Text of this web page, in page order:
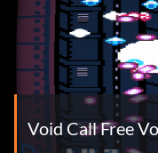
Void Call Free